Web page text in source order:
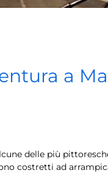
a
delle più
costretti ad